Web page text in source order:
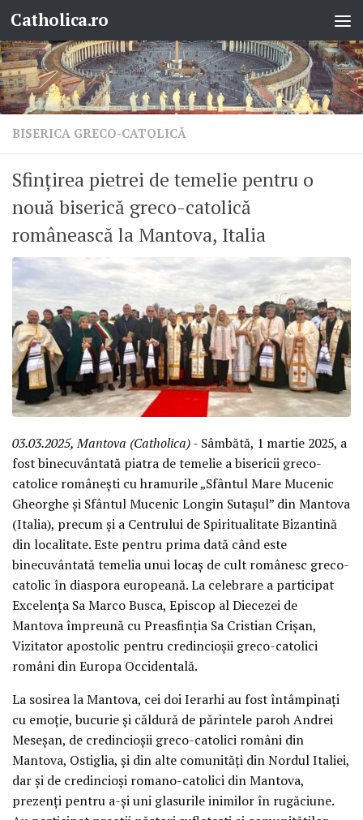
Skip to content
Catholica.ro
BISERICA GRECO-CATOLICĂ
Sfințirea pietrei de temelie pentru o
nouă biserică greco-catolică
românească la Mantova, Italia
03.03.2025, Mantova (Catholica)- Sâmbătă, 1 martie 2025, a
fost binecuvântată piatra de temelie a bisericii greco-
catolice românești cu hramurile „Sfântul Mare Mucenic
Gheorghe și Sfântul Mucenic Longin Sutașul” din Mantova
(Italia), precum și a Centrului de Spiritualitate Bizantină
din localitate. Este pentru prima dată când este
binecuvântată temelia unui locaș de cult românesc greco-
catolic în diaspora europeană. La celebrare a participat
Excelența Sa Marco Busca, Episcop al Diecezei de
Mantova împreună cu Preasfinția Sa Cristian Crișan,
Vizitator apostolic pentru credincioșii greco-catolici
români din Europa Occidentală.
La sosirea la Mantova, cei doi Ierarhi au fost întâmpinați
cu emoție, bucurie și căldură de părintele paroh Andrei
Meseșan, de credincioșii greco-catolici români din
Mantova, Ostiglia, și din alte comunități din Nordul Italiei,
dar și de credincioși romano-catolici din Mantova,
prezenți pentru a-și uni glasurile inimilor în rugăciune.